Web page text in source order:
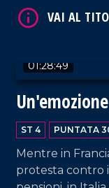
01:28:49
ST 4 PUNTATA
Mentre in
protesta contro
VAI AL TITOLO